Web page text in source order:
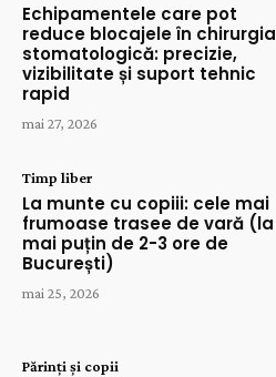
Echipamentele care pot
reduce blocajele în chirurgia
stomatologică: precizie,
vizibilitate și suport tehnic
rapid
mai 27, 2026
Timp liber
La munte cu copiii: cele mai
frumoase trasee de vară (la
mai puțin de 2-3 ore de
București)
mai 25, 2026
Părinți și copii